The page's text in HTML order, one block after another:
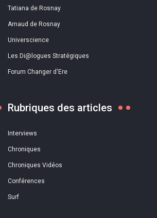
Tatiana de Rosnay
Arnaud de Rosnay
Universcience
Les Di@logues Stratégiques
Forum Changer d'Ere
Rubriques des articles
Interviews
Chroniques
Chroniques Vidéos
Conférences
Surf